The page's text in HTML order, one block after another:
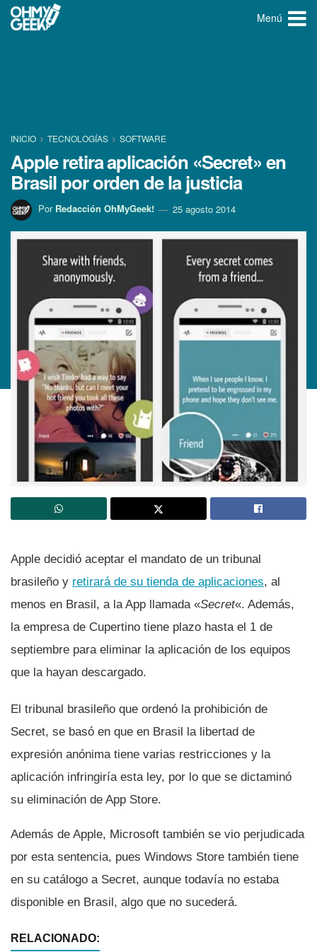
Menú
INICIO TECNOLOGÍ­AS SOFTWARE
Apple retira aplicación «Secret» en
Brasil por orden de la justicia
Por Redacción OhMyGeek! 25 agosto 2014
Apple decidió aceptar el mandato de un tribunal
brasileño y retirará de su tienda de aplicaciones, al
menos en Brasil, a la App llamada «Secret«. Además,
la empresa de Cupertino tiene plazo hasta el 1 de
septiembre para eliminar la aplicación de los equipos
que la hayan descargado.
El tribunal brasileño que ordenó la prohibición de
Secret, se basó en que en Brasil la libertad de
expresión anónima tiene varias restricciones y la
aplicación infringirí­a esta ley, por lo que se dictaminó
su eliminación de App Store.
Además de Apple, Microsoft también se vio perjudicada
por esta sentencia, pues Windows Store también tiene
en su catálogo a Secret, aunque todaví­a no estaba
disponible en Brasil, algo que no sucederá.
RELACIONADO: